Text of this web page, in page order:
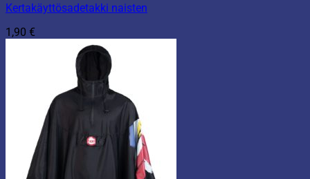
Kertakäyttösadetakki naisten
1,90 €